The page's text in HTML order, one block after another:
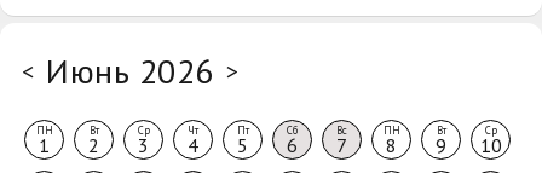
< Июнь 2026 >
ПН
1
Вт
2
Ср
3
Чт
4
Пт
5
Сб
6
Вс
7
ПН
8
Вт
9
Ср
10